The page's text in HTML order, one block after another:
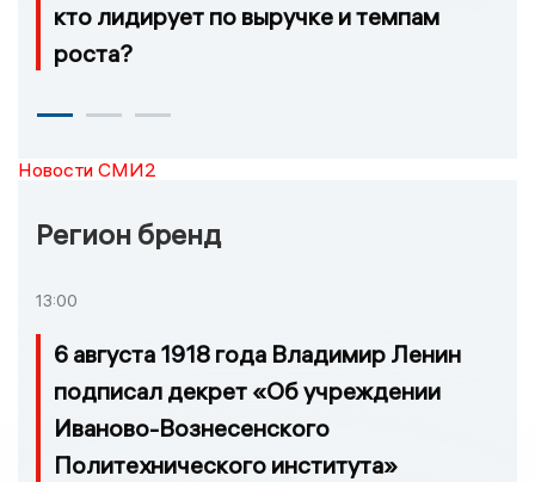
кто лидирует по выручке и темпам
роста?
Новости СМИ2
Регион бренд
13:00
6 августа 1918 года Владимир Ленин
подписал декрет «Об учреждении
Иваново-Вознесенского
Политехнического института»